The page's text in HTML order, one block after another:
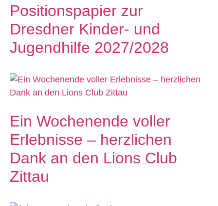
Positionspapier zur
Dresdner Kinder- und
Jugendhilfe 2027/2028
Ein Wochenende voller
Erlebnisse – herzlichen
Dank an den Lions Club
Zittau